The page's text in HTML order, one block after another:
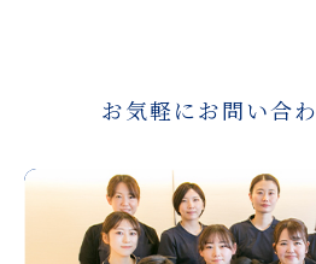
お気軽にお問い合